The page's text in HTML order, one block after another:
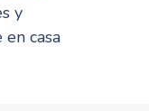
y
casa